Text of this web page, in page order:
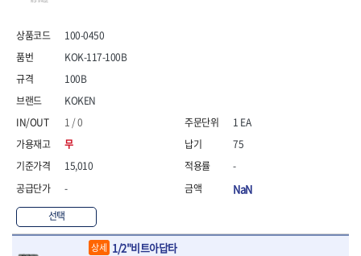
100-0450
KOKEN
1 / 0
무
15,010
-
선택
KOK-117-100B
100B
1 EA
75
-
NaN
상세 1/2"비트아답타